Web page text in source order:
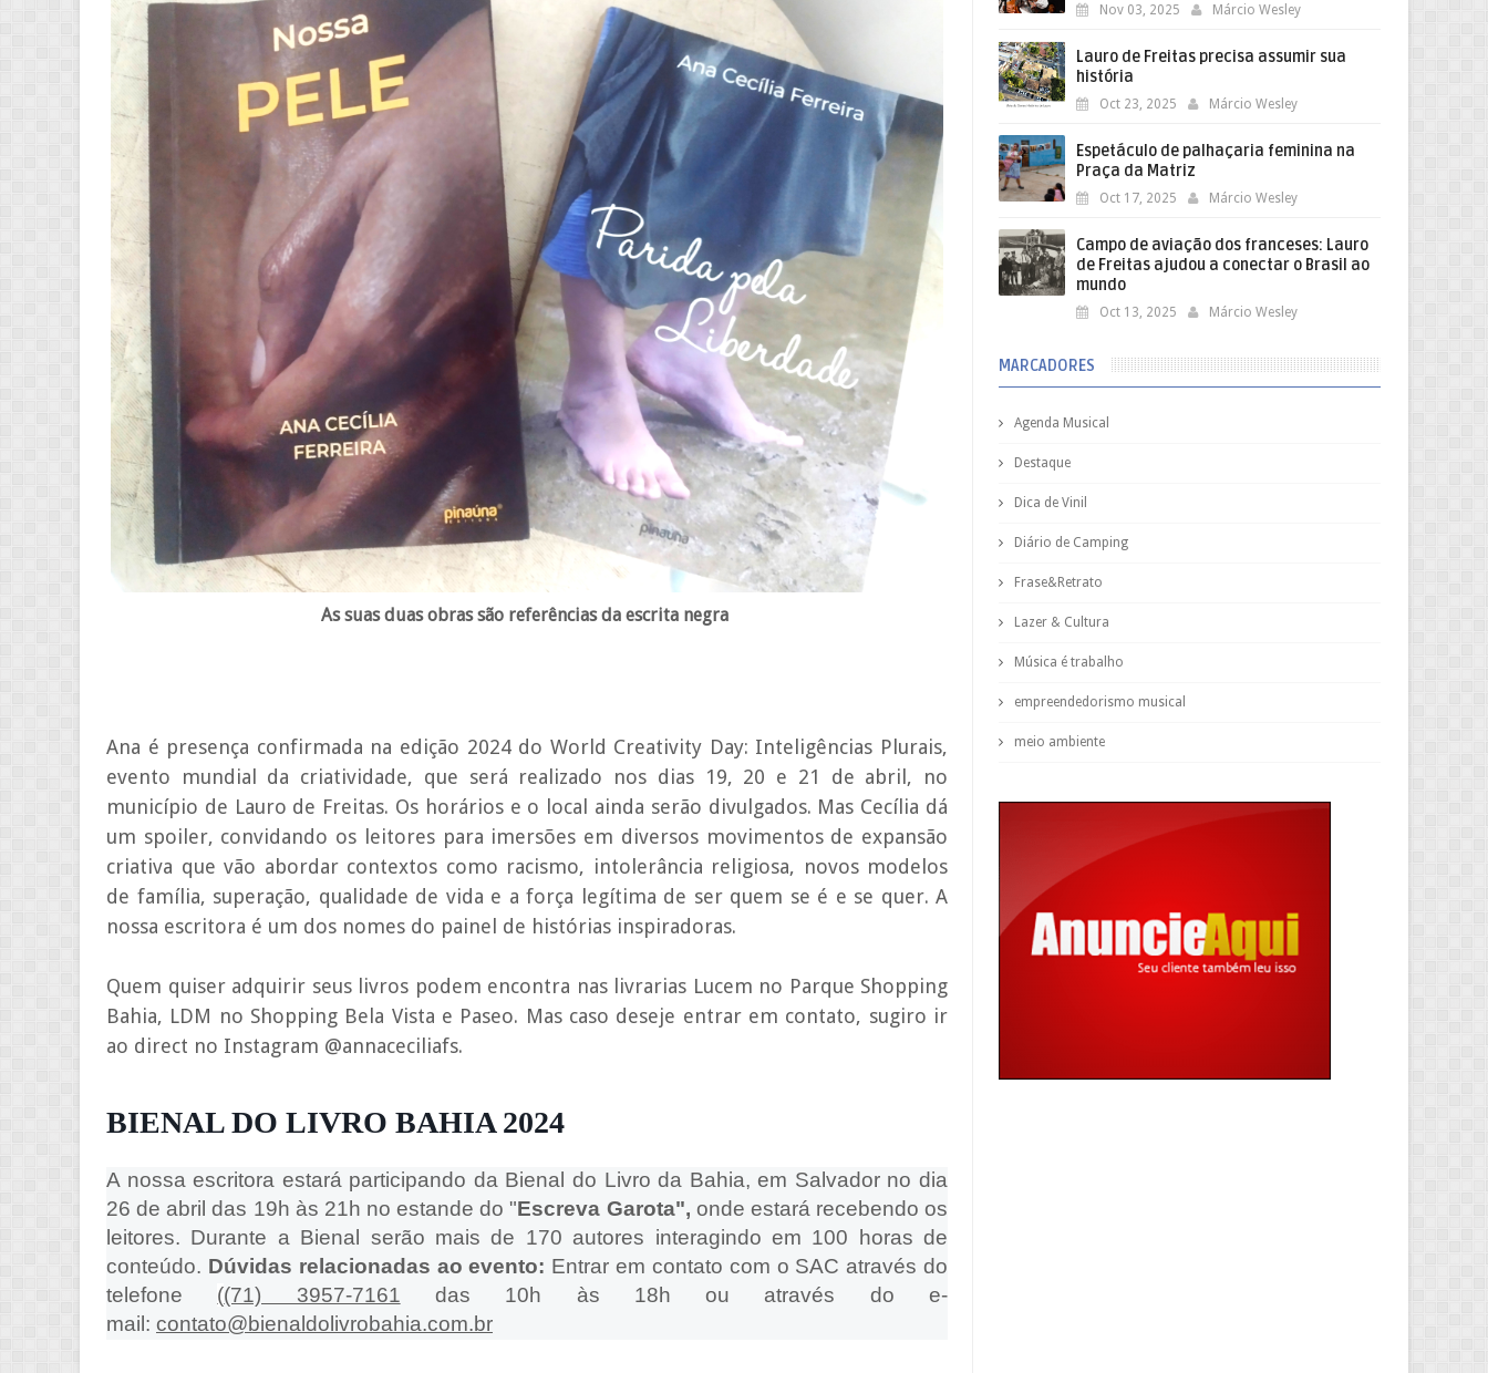
As suas duas obras são referências da escrita negra
Ana é presença confirmada na edição 2024 do World Creativity Day: Inteligências Plurais,
evento mundial da criatividade, que será realizado nos dias 19, 20 e 21 de abril, no
município de Lauro de Freitas. Os horários e o local ainda serão divulgados. Mas Cecília dá
um spoiler, convidando os leitores para imersões em diversos movimentos de expansão
criativa que vão abordar contextos como racismo, intolerância religiosa, novos modelos
de família, superação, qualidade de vida e a força legítima de ser quem se é e se quer.A
nossa escritora é um dos nomes do painel de histórias inspiradoras.
Quem quiser adquirir seus livros podem encontra nas livrarias Lucem no Parque Shopping
Bahia, LDM no Shopping Bela Vista e Paseo. Mas caso deseje entrar em contato, sugiro ir
ao direct no Instagram @annaceciliafs.
BIENAL DO LIVRO BAHIA 2024
A nossa escritora estará participando da Bienal do Livro da Bahia, em Salvador no dia
26 de abril das 19h às 21h no estande do "Escreva Garota", onde estará recebendo os
leitores. Durante a Bienal serão mais de 170 autores interagindo em 100 horas de
conteúdo. Dúvidas relacionadas ao evento: Entrar em contato com o SAC através do
telefone ((71) 3957-7161 das 10h às 18h ou através do e-
mail: contato@bienaldolivrobahia.com.br
Nov 03, 2025 Márcio Wesley
Lauro de Freitas precisa assumir sua
história
Oct 23, 2025 Márcio Wesley
Espetáculo de palhaçaria feminina na
Praça da Matriz
Oct 17, 2025 Márcio Wesley
Campo de aviação dos franceses: Lauro
de Freitas ajudou a conectar o Brasil ao
mundo
Oct 13, 2025 Márcio Wesley
MARCADORES
Agenda Musical
Destaque
Dica de Vinil
Diário de Camping
Frase&Retrato
Lazer & Cultura
Música é trabalho
empreendedorismo musical
meio ambiente